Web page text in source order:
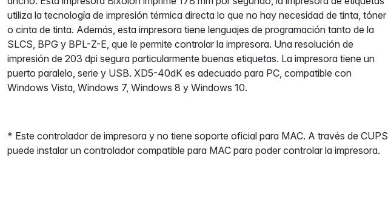
utiliza la tecnología de impresión térmica directa lo que no hay necesidad de tinta, tóner
o cinta de tinta. Además, esta impresora tiene lenguajes de programación tanto de la
SLCS, BPG y BPL-Z-E, que le permite controlar la impresora. Una resolución de
impresión de 203 dpi segura particularmente buenas etiquetas. La impresora tiene un
puerto paralelo, serie y USB. XD5-40dK es adecuado para PC, compatible con
Windows Vista, Windows 7, Windows 8 y Windows 10.
* Este controlador de impresora y no tiene soporte oficial para MAC. A través de CUPS
puede instalar un controlador compatible para MAC para poder controlar la impresora.